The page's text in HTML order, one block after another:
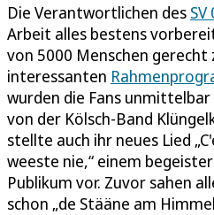
Die Verantwortlichen des SV
Arbeit alles bestens
von 5000 Menschen gerecht
interessanten
wurden die Fans
von der Kölsch-Band
stellte auch ihr neues Lied
weeste nie,“ einem
Publikum vor. Zuvor sahen
schon „de Stääne am